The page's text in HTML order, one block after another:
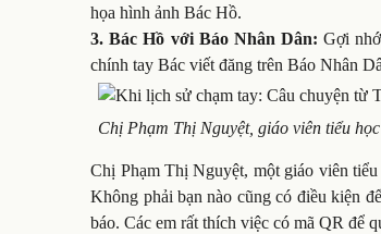
họa hình ảnh Bác Hồ.
3. Bác Hồ với Báo Nhân Dân:Gợi
chính tay Bác viết đăng trên Báo Nhân
Chị Phạm Thị Nguyệt, giáo viên tiểu
Chị Phạm Thị Nguyệt, một giáo viên
Không phải bạn nào cũng có điều kiện
báo. Các em rất thích việc có mã QR để